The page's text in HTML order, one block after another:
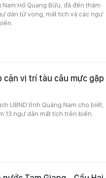
Hồ Quang Bửu, đã đến thăm
dân tử vong, mất tích và các ngư
cận vị trí tàu câu mực gặp
UBND tỉnh Quảng Nam cho biết,
13 ngư dân mất tích trên biển.